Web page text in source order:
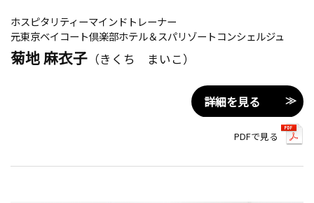
ホスピタリティーマインドトレーナー
元東京ベイコート倶楽部ホテル＆スパリゾートコンシェルジュ
菊地 麻衣子 （きくち まいこ）
詳細を見る
PDFで見る